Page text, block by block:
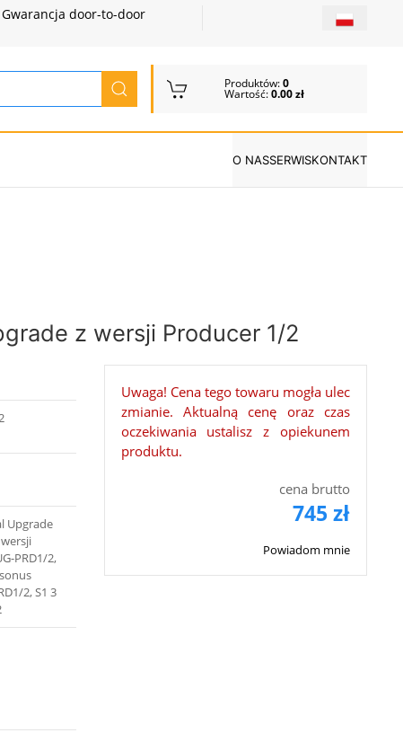
Gwarancja door-to-door
Produktów:0
Wartość:0.00 zł
O NASSERWISKONTAKT
z wersji Producer 1/2
Upgrade
PRD1/2,
2, S1 3
Uwaga! Cena tego towaru mogła ulec
zmianie. Aktualną cenę oraz czas
oczekiwania ustalisz z opiekunem
produktu.
cena brutto
745 zł
Powiadom mnie